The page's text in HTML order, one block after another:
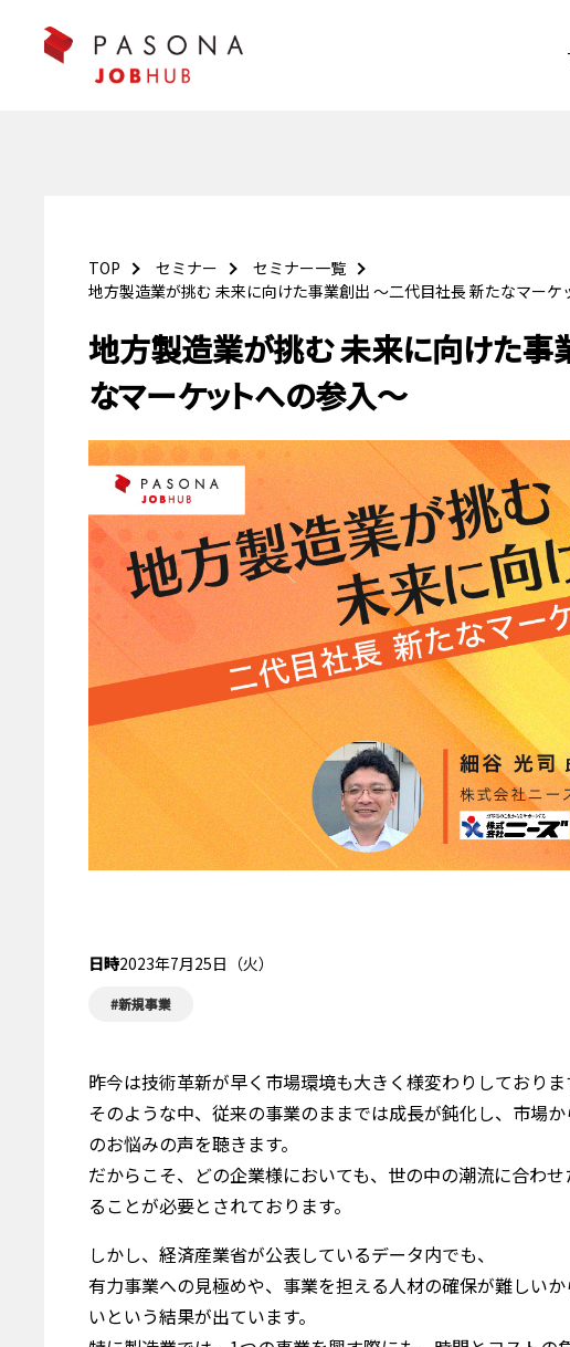
TOP セミナー
セミナー一覧
地方製造業が挑む 未来に向けた事業創出 ～二代目社長 新たなマーケ
地方製造業が挑む 未来に向けた事
なマーケットへの参入～
日時2023年7月25日（火）
#新規事業
昨今は技術革新が早く市場環境も大きく様変わりしておりま
そのような中、従来の事業のままでは成長が鈍化し、市場
のお悩みの声を聴きます。
だからこそ、どの企業様においても、世の中の潮流に合わ
ることが必要とされております。
しかし、経済産業省が公表しているデータ内でも、
有力事業への見極めや、事業を担える人材の確保が難しい
いという結果が出ています。